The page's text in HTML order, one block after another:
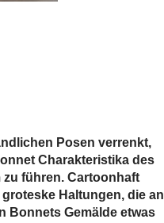
Posen verrenkt,
Charakteristika des
zu führen. Cartoonhaft
Haltungen, die an
Bonnets Gemälde etwas